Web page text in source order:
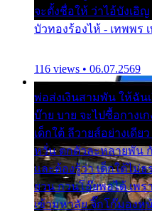
จะตั้งชื่อให้ ว่าไอ้บังเอิญ
บัวทองร้องไห้ - เทพพร
116 views • 06.07.2569
พ่อส่งเงินสามพัน ให้ฉัน
บ๊าย บาย จะไปซื้อกางเ
เด็กใต้ ลีวายส์อย่างเดีย
หวั่น ตกตัวละหลายพัน
และต้องรู้ว่า เด็กใต้ไม่
ยวน กวนโอ๊ยพอได้ เพร
เข้ามหาลัย จิ๊กโก๊มองห